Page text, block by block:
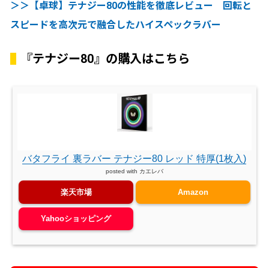
＞＞【卓球】テナジー80の性能を徹底レビュー 回転と
スピードを高次元で融合したハイスペックラバー
『テナジー80』の購入はこちら
バタフライ 裏ラバー テナジー80 レッド 特厚(1枚入)
posted with カエレバ
楽天市場 Amazon
Yahooショッピング